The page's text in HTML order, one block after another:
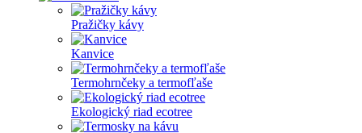
Pražičky kávy
Kanvice
Termohrnčeky a termofľaše
Ekologický riad ecotree